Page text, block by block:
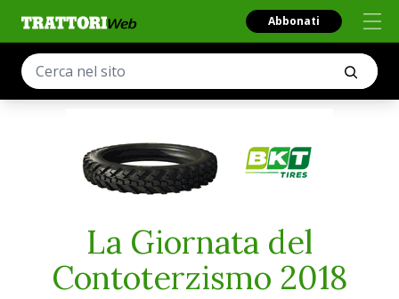
Abbonati
La Giornata del
Contoterzismo 2018